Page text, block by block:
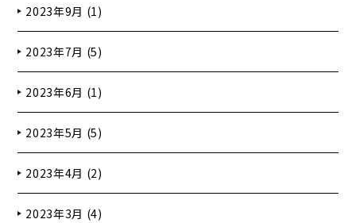
2023年9月 (1)
2023年7月 (5)
2023年6月 (1)
2023年5月 (5)
2023年4月 (2)
2023年3月 (4)